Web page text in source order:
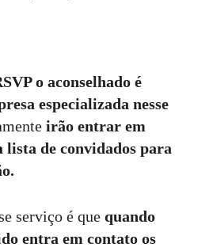
o aconselhado é
especializada nesse
irão entrar em
lista de convidados para
serviço é que quando
entra em contato os